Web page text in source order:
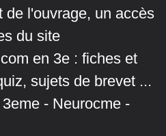
de l'ouvrage, un accès
du site
en 3e : fiches et
sujets de brevet ...
- Neurocme -